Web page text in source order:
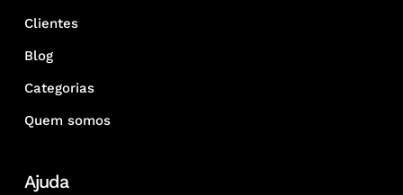
Clientes
Blog
Categorias
Quem somos
Ajuda